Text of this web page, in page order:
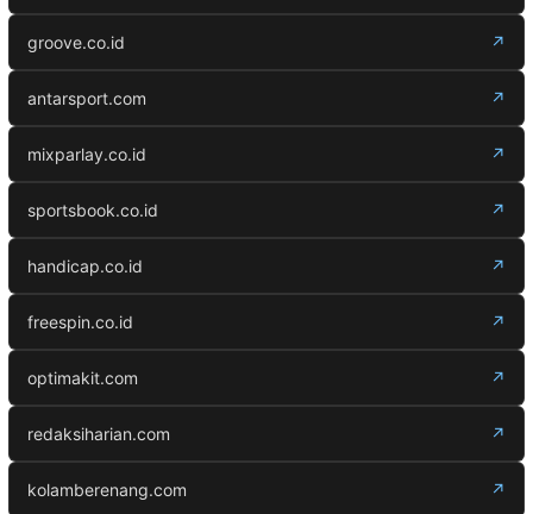
groove.co.id ↗
antarsport.com ↗
mixparlay.co.id ↗
sportsbook.co.id ↗
handicap.co.id ↗
freespin.co.id ↗
optimakit.com ↗
redaksiharian.com ↗
kolamberenang.com ↗